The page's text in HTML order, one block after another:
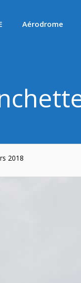
Aérodrome
2018